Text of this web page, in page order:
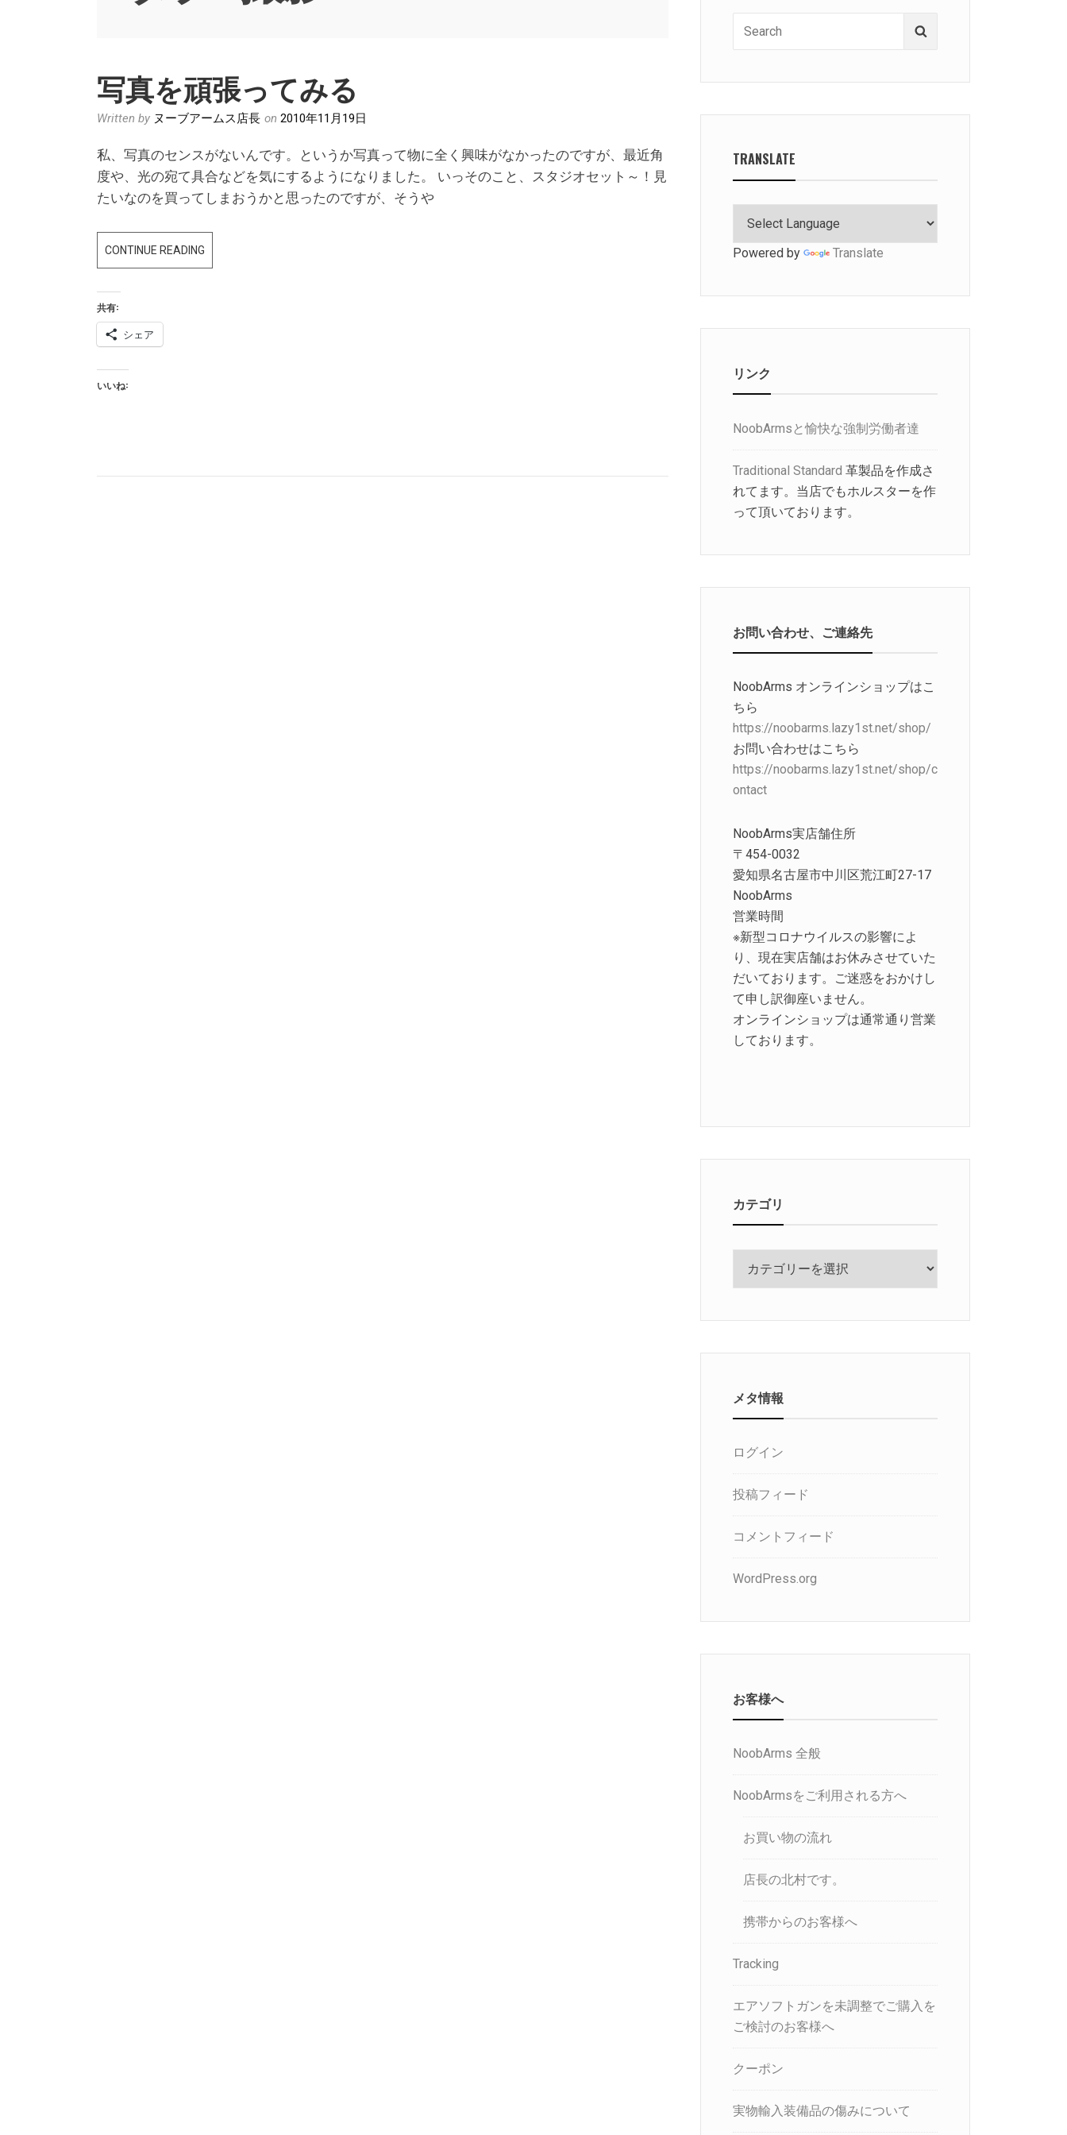
写真を頑張ってみる
Written by ヌーブアームス店長 on 2010年11月19日
私、写真のセンスがないんです。というか写真って物に全く興味がなかったのですが、最近角
度や、光の宛て具合などを気にするようになりました。 いっそのこと、スタジオセット～！見
たいなのを買ってしまおうかと思ったのですが、そうや
CONTINUE READING写
真
共有:
シェア
いいね:
TRANSLATE
Powered by Translate
リンク
NoobArmsと愉快な強制労働者達
Traditional Standard 革製品を作成さ
れてます。当店でもホルスターを作
って頂いております。
お問い合わせ、ご連絡先
NoobArms オンラインショップはこ
ちら
https://noobarms.lazy1st.net/shop/
お問い合わせはこちら
https://noobarms.lazy1st.net/shop/c
ontact
NoobArms実店舗住所
〒454-0032
愛知県名古屋市中川区荒江町27-17
NoobArms
営業時間
※新型コロナウイルスの影響によ
り、現在実店舗はお休みさせていた
だいております。ご迷惑をおかけし
て申し訳御座いません。
オンラインショップは通常通り営業
しております。
カテゴリ
リ
メタ情報
ログイン
投稿フィード
コメントフィード
WordPress.org
お客様へ
NoobArms 全般
NoobArmsをご利用される方へ
お買い物の流れ
店長の北村です。
携帯からのお客様へ
Tracking
エアソフトガンを未調整でご購入を
ご検討のお客様へ
クーポン
実物輸入装備品の傷みについて